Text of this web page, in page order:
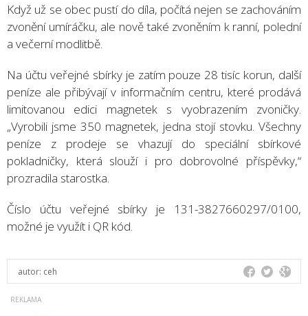
Když už se obec pustí do díla, počítá nejen se zachováním
zvonění umíráčku, ale nově také zvoněním k ranní, polední
a večerní modlitbě.
Na účtu veřejné sbírky je zatím pouze 28 tisíc korun, další
peníze ale přibývají v informačním centru, které prodává
limitovanou edici magnetek s vyobrazením zvoničky.
„Vyrobili jsme 350 magnetek, jedna stojí stovku. Všechny
peníze z prodeje se vhazují do speciální sbírkové
pokladničky, která slouží i pro dobrovolné příspěvky,“
prozradila starostka.
Číslo účtu veřejné sbírky je 131-3827660297/0100,
možné je využít i QR kód.
autor: ceh